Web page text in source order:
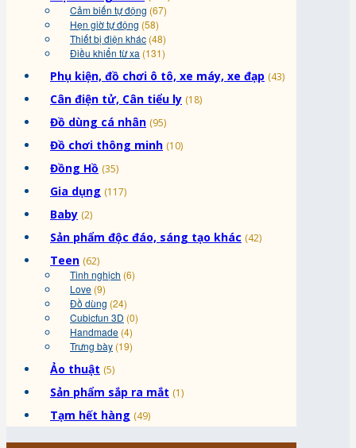
Cảm biến tự động (67)
Hẹn giờ tự động (58)
Thiết bị điện khác (48)
Điều khiển từ xa (131)
Phụ kiện, đồ chơi ô tô, xe máy, xe đạp (43)
Cân điện tử, Cân tiểu ly (18)
Đồ dùng cá nhân (95)
Đồ chơi thông minh (10)
Đồng Hồ (35)
Gia dụng (117)
Baby (2)
Sản phẩm độc đáo, sáng tạo khác (42)
Teen (62)
Tinh nghịch (6)
Love (9)
Đồ dùng (24)
Cubicfun 3D (0)
Handmade (4)
Trưng bày (19)
Ảo thuật (5)
Sản phẩm sắp ra mắt (1)
Tạm hết hàng (49)